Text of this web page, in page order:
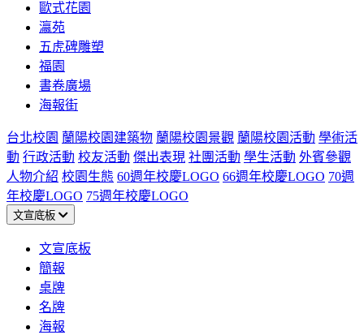
歐式花園
瀛苑
五虎碑雕塑
福園
書卷廣場
海報街
台北校園 蘭陽校園建築物 蘭陽校園景觀 蘭陽校園活動 學術活
動 行政活動 校友活動 傑出表現 社團活動 學生活動 外賓參觀
人物介紹 校園生態 60週年校慶LOGO 66週年校慶LOGO 70週
年校慶LOGO 75週年校慶LOGO
文宣底板
文宣底板
簡報
桌牌
名牌
海報